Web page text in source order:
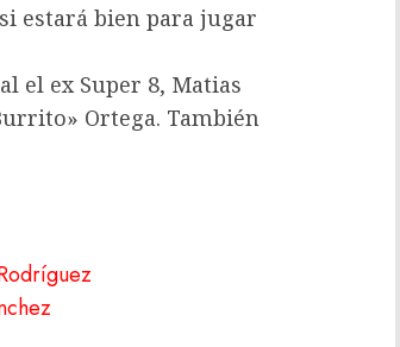
estará bien para jugar
el ex Super 8, Matias
Ortega. También